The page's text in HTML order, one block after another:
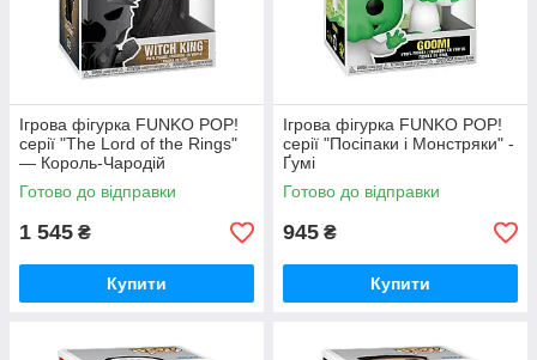
Ігрова фігурка FUNKO POP!
серії "The Lord of the Rings"
— Король-Чародій
Готово до відправки
1 545 ₴
Купити
Ігрова фігурка FUNKO POP!
cерії "Посіпаки і Монстряки" -
Ґумі
Готово до відправки
945 ₴
Купити